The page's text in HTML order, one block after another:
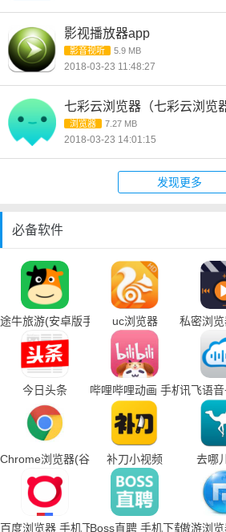
影视播放器app
影音视听 5.9 MB
2018-03-23 11:48:27
七彩云浏览器（七彩云浏览
浏览器 7.27 MB
2018-03-23 14:01:15
发现更多
必备软件
途牛旅游(安卓版手机下载)uc浏览器 私密浏
今日头条 哔哩哔哩动画 手机下载
讯飞语
Chrome浏览器(谷歌浏览器手机下载)
补刀小视频 去哪
百度浏览器 手机下载Boss直聘 手机下载傲游浏